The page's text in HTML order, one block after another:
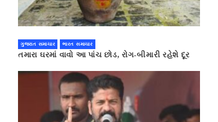
ગુજરાત સમાચાર ભારત સમાચાર
તમારા ઘરમાં વાવો આ પાંચ છોડ, રોગ-બીમારી રહેશે દૂર